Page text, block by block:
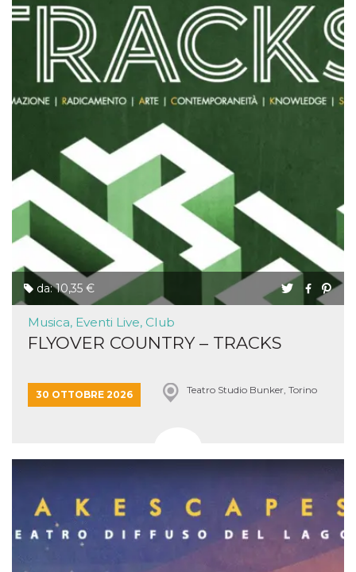
da: 10,35 €
Musica, Eventi Live, Club
FLYOVER COUNTRY – TRACKS
30 OTTOBRE 2026 Teatro Studio Bunker, Torino